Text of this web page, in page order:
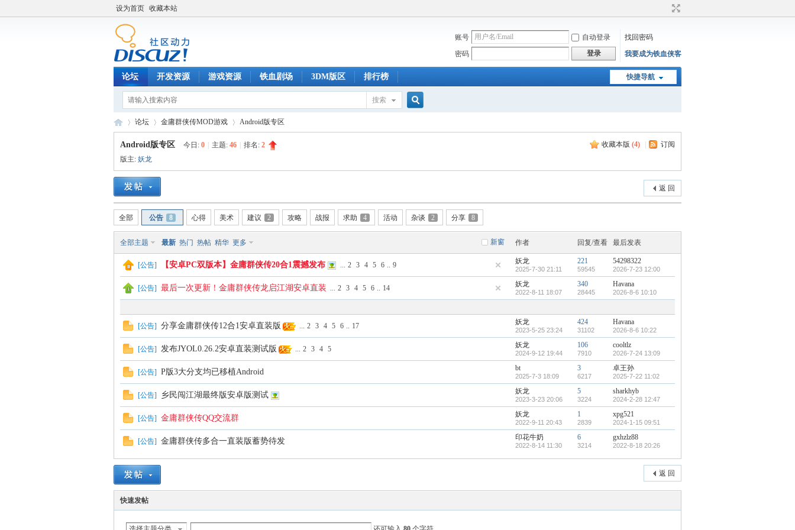
设为首页 收藏本站
账号 自动登录
找回密码
密码
登录 我要成为铁血侠客
快捷导航
论坛 开发资源 游戏资源 铁血剧场 3DM版区 排行榜
搜索
铁
丹
»
论坛
›
金庸群侠传MOD游戏
›
Android版专区
收藏本版 (4) 订阅
Android版专区 今日: 0 主题: 46 排名: 2
版主: 妖龙
返 回
全部 公告 8 心得 美术 建议 2 攻略 战报 求助 4 活动 杂谈 2 分享 8
新窗
全部主题 最新 热门 热帖 精华 更多 作者 回复/查看 最后发表
[公告] 【安卓PC双版本】金庸群侠传20合1震撼发布 ... 2 3 4 5 6 .. 9 妖龙
2025-7-30 21:11
221
59545
54298322
2026-7-23 12:00
[公告] 最后一次更新！金庸群侠传龙启江湖安卓直装 ... 2 3 4 5 6 .. 14 妖龙
2022-8-11 18:07
340
28445
Havana
2026-8-6 10:10
[公告] 分享金庸群侠传12合1安卓直装版 ... 2 3 4 5 6 .. 17 妖龙
2023-5-25 23:24
424
31102
Havana
2026-8-6 10:22
[公告] 发布JYOL0.26.2安卓直装测试版 ... 2 3 4 5 妖龙
2024-9-12 19:44
106
7910
cooltlz
2026-7-24 13:09
[公告] P版3大分支均已移植Android bt
2025-7-3 18:09
3
6217
卓王孙
2025-7-22 11:02
[公告] 乡民闯江湖最终版安卓版测试 妖龙
2023-3-23 20:06
5
3224
sharkhyb
2024-2-28 12:47
[公告] 金庸群侠传QQ交流群 妖龙
2022-9-11 20:43
1
2839
xpg521
2024-1-15 09:51
[公告] 金庸群侠传多合一直装版蓄势待发 印花牛奶
2022-8-14 11:30
6
3214
gxhzlz88
2022-8-18 20:26
返 回
快速发帖